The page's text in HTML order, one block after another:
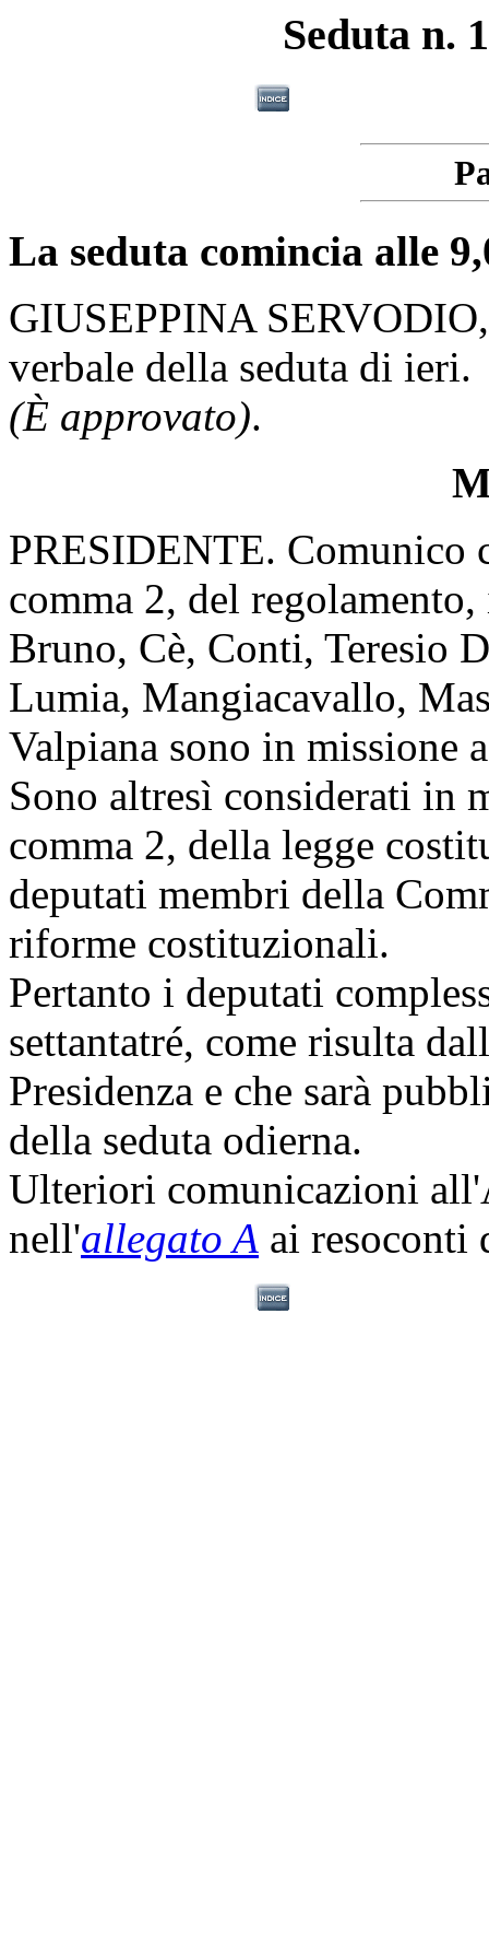
Seduta n.
La seduta comincia alle
GIUSEPPINA
verbale della seduta di ieri.
(È approvato).
PRESIDENTE. Comunico
comma 2, del
Bruno, Cè, Conti, Teresio
Lumia, Mangiacavallo,
Valpiana sono in missione
Sono altresì considerati in
comma 2, della legge
deputati membri della
riforme costituzionali.
Pertanto i deputati
settantatré, come risulta
Presidenza e che sarà
della seduta odierna.
Ulteriori comunicazioni
nell'allegato A ai resoconti